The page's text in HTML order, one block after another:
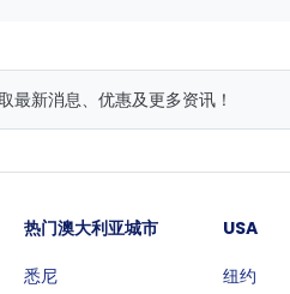
热门澳大利亚城市
悉尼
USA
纽约